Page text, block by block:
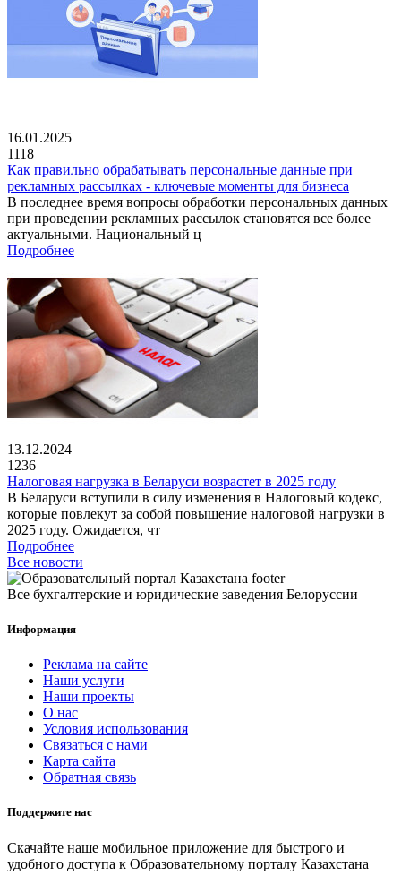
16.01.2025
1118
Как правильно обрабатывать персональные данные при
рекламных рассылках - ключевые моменты для бизнеса
В последнее время вопросы обработки персональных данных
при проведении рекламных рассылок становятся все более
актуальными. Национальный ц
Подробнее
13.12.2024
1236
Налоговая нагрузка в Беларуси возрастет в 2025 году
В Беларуси вступили в силу изменения в Налоговый кодекс,
которые повлекут за собой повышение налоговой нагрузки в
2025 году. Ожидается, чт
Подробнее
Все новости
Все бухгалтерские и юридические заведения Белоруссии
Информация
Реклама на сайте
Наши услуги
Наши проекты
О нас
Условия использования
Связаться с нами
Карта сайта
Обратная связь
Поддержите нас
Скачайте наше мобильное приложение для быстрого и
удобного доступа к Образовательному порталу Казахстана